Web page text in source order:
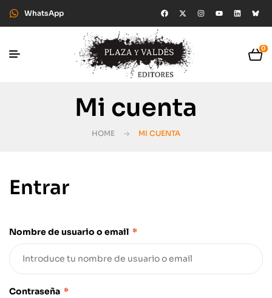
WhatsApp
0
Mi cuenta
HOME MI CUENTA
Entrar
Nombre de usuario o email *
Contraseña *